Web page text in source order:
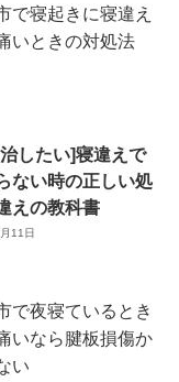
したい]寝違えで
ない時の正しい処
えの教科書
11日